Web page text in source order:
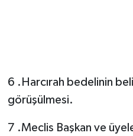
6 .Harcırah bedelinin
görüşülmesi.
7 .Meclis Başkan ve